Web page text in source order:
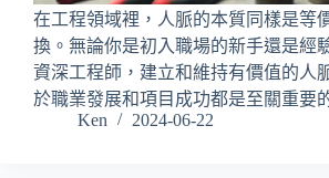
在工程領域裡，人脈的本質同樣是等
換。無論你是初入職場的新手還是經
資深工程師，建立和維持有價值的人
於職業發展和項目成功都是至關重要
Ken
2024-06-22